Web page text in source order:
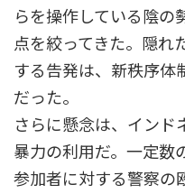
らを操作している陰の
点を絞ってきた。隠れ
する告発は、新秩序体
だった。
さらに懸念は、インド
暴力の利用だ。一定数
参加者に対する警察の